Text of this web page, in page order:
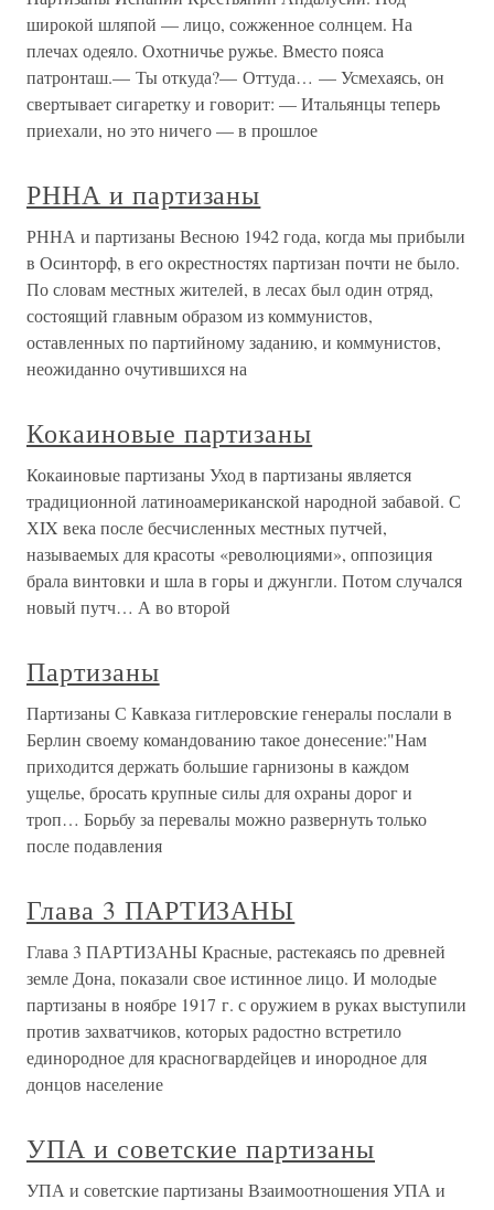
широкой шляпой — лицо, сожженное солнцем. На
плечах одеяло. Охотничье ружье. Вместо пояса
патронташ.— Ты откуда?— Оттуда… — Усмехаясь, он
свертывает сигаретку и говорит: — Итальянцы теперь
приехали, но это ничего — в прошлое
РННА и партизаны
РННА и партизаны Весною 1942 года, когда мы прибыли
в Осинторф, в его окрестностях партизан почти не было.
По словам местных жителей, в лесах был один отряд,
состоящий главным образом из коммунистов,
оставленных по партийному заданию, и коммунистов,
неожиданно очутившихся на
Кокаиновые партизаны
Кокаиновые партизаны Уход в партизаны является
традиционной латиноамериканской народной забавой. С
ХIX века после бесчисленных местных путчей,
называемых для красоты «революциями», оппозиция
брала винтовки и шла в горы и джунгли. Потом случался
новый путч… А во второй
Партизаны
Партизаны С Кавказа гитлеровские генералы послали в
Берлин своему командованию такое донесение:"Нам
приходится держать большие гарнизоны в каждом
ущелье, бросать крупные силы для охраны дорог и
троп… Борьбу за перевалы можно развернуть только
после подавления
Глава 3 ПАРТИЗАНЫ
Глава 3 ПАРТИЗАНЫ Красные, растекаясь по древней
земле Дона, показали свое истинное лицо. И молодые
партизаны в ноябре 1917 г. с оружием в руках выступили
против захватчиков, которых радостно встретило
единородное для красногвардейцев и инородное для
донцов население
УПА и советские партизаны
УПА и советские партизаны Взаимоотношения УПА и